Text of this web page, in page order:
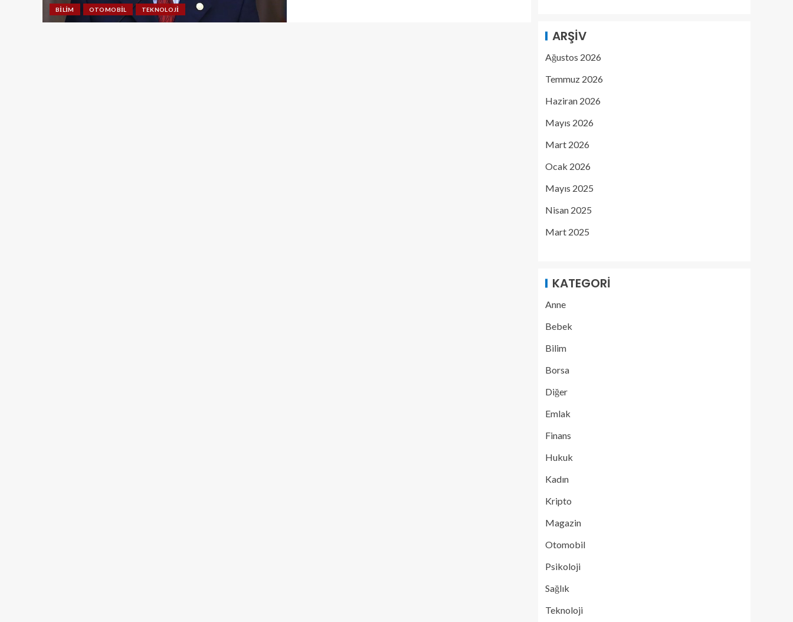
BILIM OTOMOBIL TEKNOLOJI
ARŞIV
Ağustos 2026
Temmuz 2026
Haziran 2026
Mayıs 2026
Mart 2026
Ocak 2026
Mayıs 2025
Nisan 2025
Mart 2025
KATEGORI
Anne
Bebek
Bilim
Borsa
Diğer
Emlak
Finans
Hukuk
Kadın
Kripto
Magazin
Otomobil
Psikoloji
Sağlık
Teknoloji